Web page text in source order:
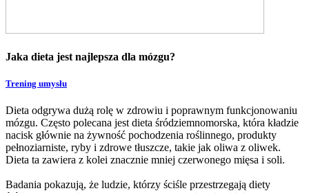
Jaka dieta jest najlepsza dla mózgu?
Trening umysłu
Dieta odgrywa dużą rolę w zdrowiu i poprawnym funkcjonowaniu
mózgu. Często polecana jest dieta śródziemnomorska, która kładzie
nacisk głównie na żywność pochodzenia roślinnego, produkty
pełnoziarniste, ryby i zdrowe tłuszcze, takie jak oliwa z oliwek.
Dieta ta zawiera z kolei znacznie mniej czerwonego mięsa i soli.
Badania pokazują, że ludzie, którzy ściśle przestrzegają diety